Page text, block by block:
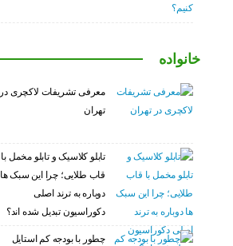
خانواده
معرفی تشریفات لاکچری در
تهران
تابلو کلاسیک و تابلو مخمل با
قاب طلایی؛ چرا این سبک ها
دوباره به ترند اصلی
دکوراسیون تبدیل شده اند؟
چطور با بودجه کم استایل